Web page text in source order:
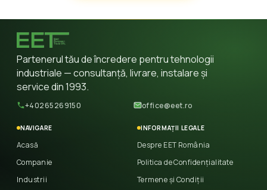
Partenerul tău de încredere pentru tehnologii
industriale — consultanță, livrare, instalare și
service din 1993.
+40265269150 office@eet.ro
NAVIGARE
Acasă
Companie
Industrii
INFORMAȚII LEGALE
Despre EET România
Politica de Confidențialitate
Termene și Condiții